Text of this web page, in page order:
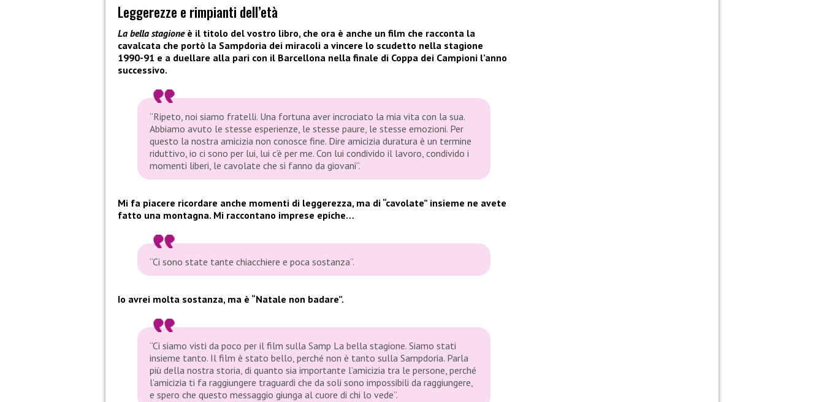
Leggerezze e rimpianti dell’età
La bella stagione è il titolo del vostro libro, che ora è anche un film che racconta la
cavalcata che portò la Sampdoria dei miracoli a vincere lo scudetto nella stagione
1990-91 e a duellare alla pari con il Barcellona nella finale di Coppa dei Campioni l’anno
successivo.
“Ripeto, noi siamo fratelli. Una fortuna aver incrociato la mia vita con la sua.
Abbiamo avuto le stesse esperienze, le stesse paure, le stesse emozioni. Per
questo la nostra amicizia non conosce fine. Dire amicizia duratura è un termine
riduttivo, io ci sono per lui, lui c’è per me. Con lui condivido il lavoro, condivido i
momenti liberi, le cavolate che si fanno da giovani”.
Mi fa piacere ricordare anche momenti di leggerezza, ma di “cavolate” insieme ne avete
fatto una montagna. Mi raccontano imprese epiche…
“Ci sono state tante chiacchiere e poca sostanza”.
Io avrei molta sostanza, ma è “Natale non badare”.
“Ci siamo visti da poco per il film sulla Samp La bella stagione. Siamo stati
insieme tanto. Il film è stato bello, perché non è tanto sulla Sampdoria. Parla
più della nostra storia, di quanto sia importante l’amicizia tra le persone, perché
l’amicizia ti fa raggiungere traguardi che da soli sono impossibili da raggiungere,
e spero che questo messaggio giunga al cuore di chi lo vede”.